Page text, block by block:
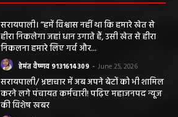
सरायपाली। “हमें विश्वास नहीं था कि हमारे खेत से
हीरा निकलेगा जहां धान उगाते हैं, उसी खेत से हीरा
निकलना हमारे लिए गर्व और...
हेमंत वैष्णव 9131614309 - June 25, 2026
सरायपाली/ भ्रष्टाचार में अब अपने बेटों को भी शामिल
करने लगे पंचायत कर्मचारी! पढ़िए महाजनपद न्यूज
की विशेष खबर